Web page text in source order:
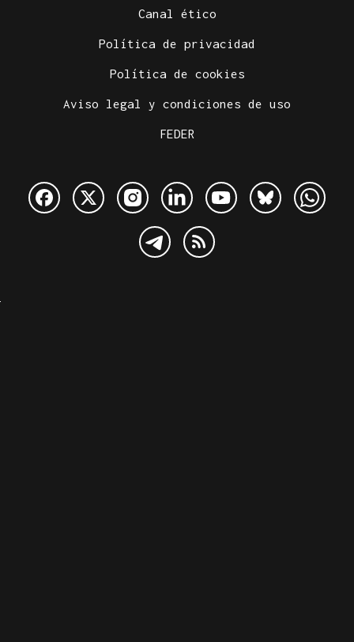
Canal ético
Política de privacidad
Política de cookies
Aviso legal y condiciones de uso
FEDER